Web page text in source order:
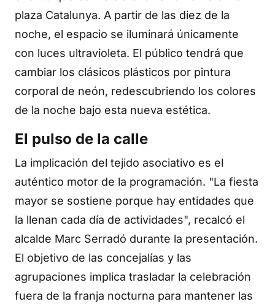
plaza Catalunya. A partir de las diez de la
noche, el espacio se iluminará únicamente
con luces ultravioleta. El público tendrá que
cambiar los clásicos plásticos por pintura
corporal de neón, redescubriendo los colores
de la noche bajo esta nueva estética.
El pulso de la calle
La implicación del tejido asociativo es el
auténtico motor de la programación. "La fiesta
mayor se sostiene porque hay entidades que
la llenan cada día de actividades", recalcó el
alcalde Marc Serradó durante la presentación.
El objetivo de las concejalías y las
agrupaciones implica trasladar la celebración
fuera de la franja nocturna para mantener las